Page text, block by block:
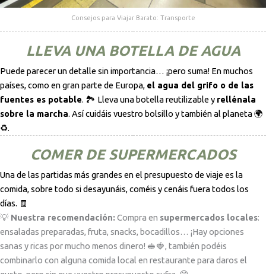
Consejos para Viajar Barato: Transporte
LLEVA UNA BOTELLA DE AGUA
Puede parecer un detalle sin importancia… ¡pero suma! En muchos
países, como en gran parte de Europa, el agua del grifo o de las
fuentes es potable. 🏞️ Lleva una botella reutilizable y rellénala
sobre la marcha. Así cuidáis vuestro bolsillo y también al planeta 🌍
♻️.
COMER DE SUPERMERCADOS
Una de las partidas más grandes en el presupuesto de viaje es la
comida, sobre todo si desayunáis, coméis y cenáis fuera todos los
días. 🧾
💡 Nuestra recomendación: Compra en supermercados locales:
ensaladas preparadas, fruta, snacks, bocadillos… ¡Hay opciones
sanas y ricas por mucho menos dinero! 🥪🍓, también podéis
combinarlo con alguna comida local en restaurante para daros el